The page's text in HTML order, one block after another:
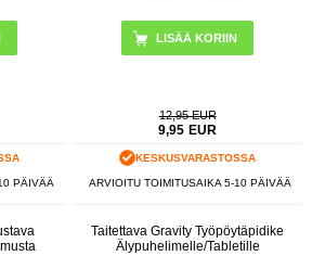
PÄIVÄÄ
12,95 EUR
9,95 EUR
KESKUSVARASTOSSA
ARVIOITU TOIMITUSAIKA 5-10 PÄIVÄÄ
Taitettava Gravity Työpöytäpidike
Älypuhelimelle/Tabletille